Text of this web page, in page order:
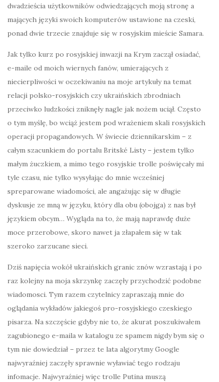
dwadzieścia użytkowników odwiedzających moją stronę a
mających języki swoich komputerów ustawione na czeski,
ponad dwie trzecie znajduje się w rosyjskim mieście Samara.
Jak tylko kurz po rosyjskiej inwazji na Krym zaczął osiadać,
e-maile od moich wiernych fanów, umierających z
niecierpliwości w oczekiwaniu na moje artykuły na temat
relacji polsko-rosyjskich czy ukraińskich zbrodniach
przeciwko ludzkości zniknęły nagle jak nożem uciął. Często
o tym myślę, bo wciąż jestem pod wrażeniem skali rosyjskich
operacji propagandowych. W świecie dziennikarskim – z
całym szacunkiem do portalu Britské Listy – jestem tylko
małym żuczkiem, a mimo tego rosyjskie trolle poświęcały mi
tyle czasu, nie tylko wysyłając do mnie wcześniej
spreparowane wiadomości, ale angażując się w długie
dyskusje ze mną w języku, który dla obu (obojga) z nas był
językiem obcym… Wygląda na to, że mają naprawdę duże
moce przerobowe, skoro nawet ja złapałem się w tak
szeroko zarzucane sieci.
Dziś napięcia wokół ukraińskich granic znów wzrastają i po
raz kolejny na moja skrzynkę zaczęły przychodzić podobne
wiadomosci. Tym razem czytelnicy zapraszają mnie do
oglądania wykładów jakiegoś pro-rosyjskiego czeskiego
pisarza. Na szczęście gdyby nie to, że akurat poszukiwałem
zagubionego e-maila w katalogu ze spamem nigdy bym się o
tym nie dowiedział – przez te lata algorytmy Google
najwyraźniej zaczęły sprawnie wyławiać tego rodzaju
infomacje. Najwyraźniej więc trolle Putina muszą